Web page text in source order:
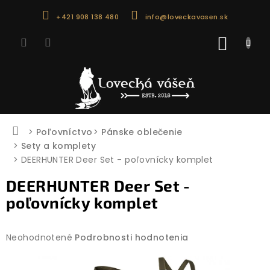
+421 908 138 480 info@loveckavasen.sk
Domov
Poľovníctvo
Pánske oblečenie
Sety a komplety
DEERHUNTER Deer Set - poľovnícky komplet
DEERHUNTER Deer Set -
poľovnícky komplet
Priemerné
Neohodnotené Podrobnosti hodnotenia